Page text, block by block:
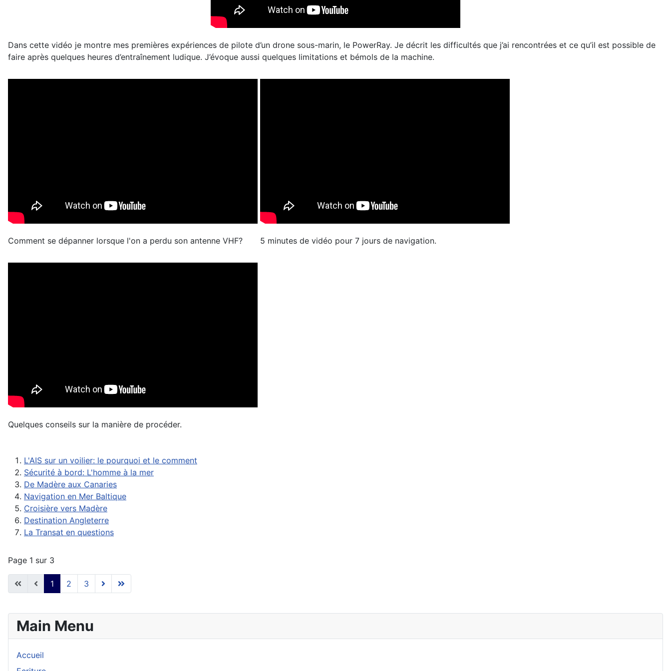
Dans cette vidéo je montre mes premières expériences de pilote d’un drone sous-marin, le PowerRay. Je décrit les difficultés que j’ai rencontrées et ce qu’il est possible de
faire après quelques heures d’entraînement ludique. J’évoque aussi quelques limitations et bémols de la machine.
Comment se dépanner lorsque l'on a perdu son antenne VHF? 5 minutes de vidéo pour 7 jours de navigation.
Quelques conseils sur la manière de procéder.
L'AIS sur un voilier: le pourquoi et le comment
Sécurité à bord: L'homme à la mer
De Madère aux Canaries
Navigation en Mer Baltique
Croisière vers Madère
Destination Angleterre
La Transat en questions
Page 1 sur 3
1 2 3
Main Menu
Accueil